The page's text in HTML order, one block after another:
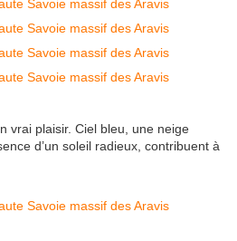
vrai plaisir. Ciel bleu, une neige
d’un soleil radieux, contribuent à